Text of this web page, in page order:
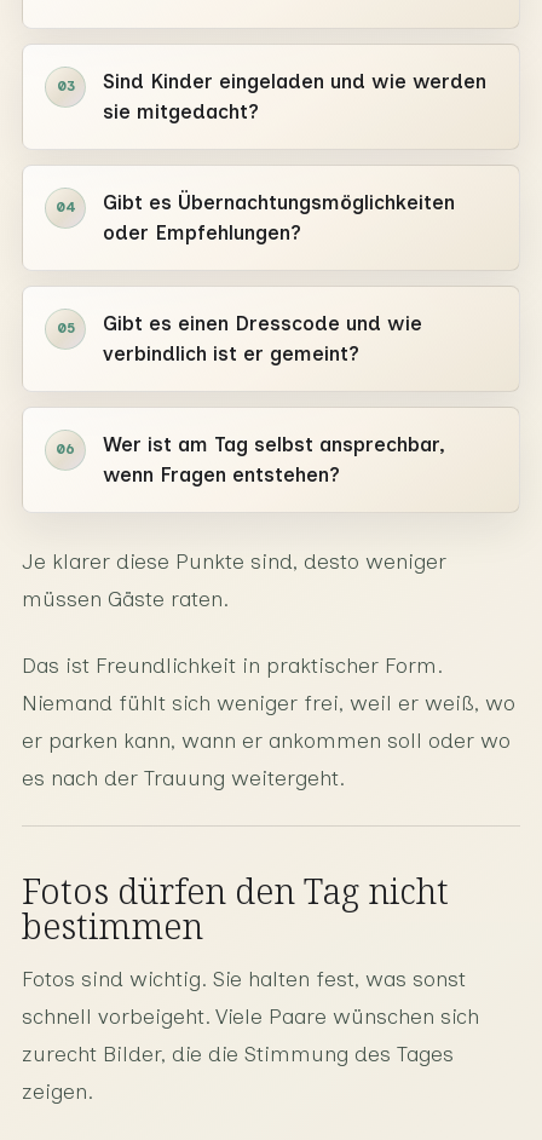
03
Sind Kinder eingeladen und wie werden
sie mitgedacht?
04
Gibt es Übernachtungsmöglichkeiten
oder Empfehlungen?
05
Gibt es einen Dresscode und wie
verbindlich ist er gemeint?
06
Wer ist am Tag selbst ansprechbar,
wenn Fragen entstehen?
Je klarer diese Punkte sind, desto weniger
müssen Gäste raten.
Das ist Freundlichkeit in praktischer Form.
Niemand fühlt sich weniger frei, weil er weiß, wo
er parken kann, wann er ankommen soll oder wo
es nach der Trauung weitergeht.
Fotos dürfen den Tag nicht
bestimmen
Fotos sind wichtig. Sie halten fest, was sonst
schnell vorbeigeht. Viele Paare wünschen sich
zurecht Bilder, die die Stimmung des Tages
zeigen.